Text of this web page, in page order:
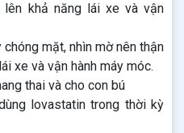
lên khả năng lái xe và vận
chóng mặt, nhìn mờ nên thận
xe và vận hành máy móc.
thai và cho con bú
lovastatin trong thời kỳ